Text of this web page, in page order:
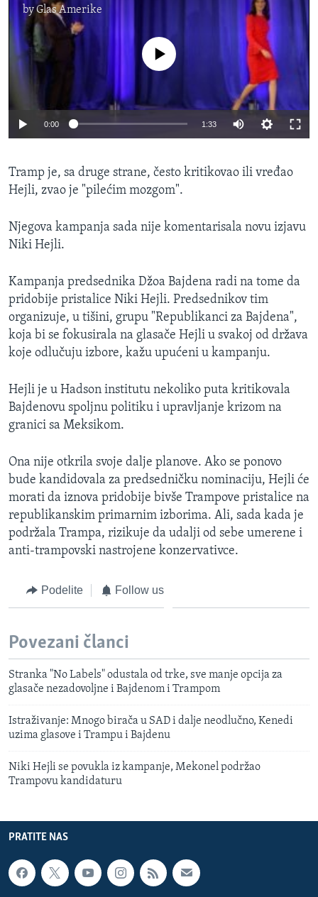
byGlas Amerike
No media source currently available
0:00 1:33
Tramp je, sa druge strane, često kritikovao ili vređao
Hejli, zvao je "pilećim mozgom".
Njegova kampanja sada nije komentarisala novu izjavu
Niki Hejli.
Kampanja predsednika Džoa Bajdena radi na tome da
pridobije pristalice Niki Hejli. Predsednikov tim
organizuje, u tišini, grupu "Republikanci za Bajdena",
koja bi se fokusirala na glasače Hejli u svakoj od država
koje odlučuju izbore, kažu upućeni u kampanju.
Hejli je u Hadson institutu nekoliko puta kritikovala
Bajdenovu spoljnu politiku i upravljanje krizom na
granici sa Meksikom.
Ona nije otkrila svoje dalje planove. Ako se ponovo
bude kandidovala za predsedničku nominaciju, Hejli će
morati da iznova pridobije bivše Trampove pristalice na
republikanskim primarnim izborima. Ali, sada kada je
podržala Trampa, rizikuje da udalji od sebe umerene i
anti-trampovski nastrojene konzervativce.
Podelite Follow us
Povezani članci
Stranka "No Labels" odustala od trke, sve manje opcija za
glasače nezadovoljne i Bajdenom i Trampom
Istraživanje: Mnogo birača u SAD i dalje neodlučno, Kenedi
uzima glasove i Trampu i Bajdenu
Niki Hejli se povukla iz kampanje, Mekonel podržao
Trampovu kandidaturu
PRATITE NAS